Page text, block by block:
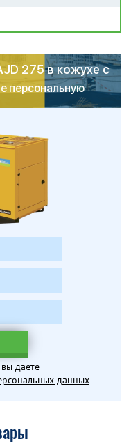
275 в кожухе с
персональную
даете
данных